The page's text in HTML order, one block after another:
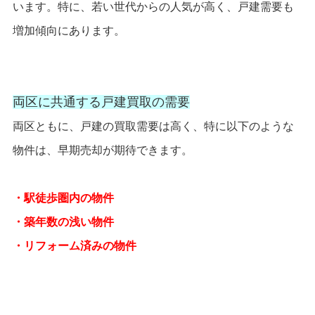
います。特に、若い世代からの人気が高く、戸建需要も
増加傾向にあります。
両区に共通する戸建買取の需要
両区ともに、戸建の買取需要は高く、特に以下のような
物件は、早期売却が期待できます。
・駅徒歩圏内の物件
・築年数の浅い物件
・リフォーム済みの物件